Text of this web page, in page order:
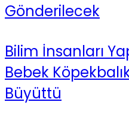
Gönderilecek
Bilim İnsanları
Bebek
Büyüttü